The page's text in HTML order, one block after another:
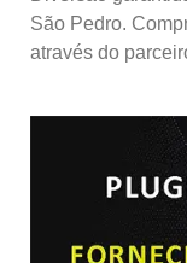
São Pedro.
através do